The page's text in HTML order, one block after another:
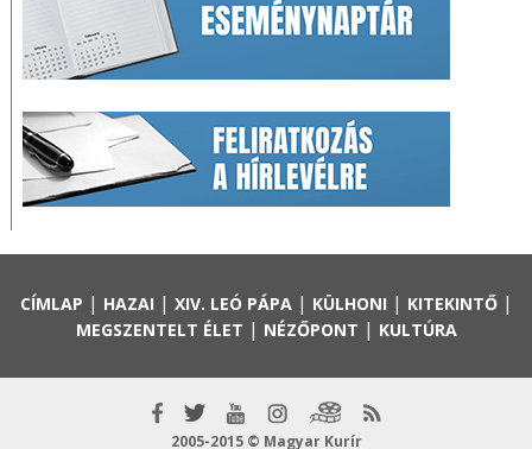
CÍMLAP | HAZAI | XIV. LEÓ PÁPA| KÜLHONI | KITEKINTŐ|
MEGSZENTELT ÉLET | NÉZŐPONT | KULTÚRA
2005-2015 © Magyar Kurír